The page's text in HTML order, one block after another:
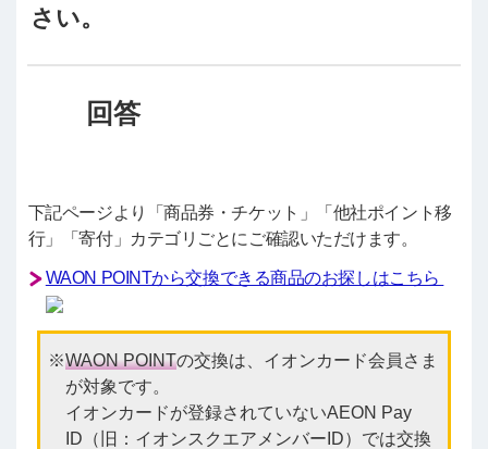
さい。
下記ページより「商品券・チケット」「他社ポイント移
行」「寄付」カテゴリごとにご確認いただけます。
WAON POINTから交換できる商品のお探しはこちら
WAON POINTの交換は、イオンカード会員さま
が対象です。
イオンカードが登録されていないAEON Pay
ID（旧：イオンスクエアメンバーID）では交換